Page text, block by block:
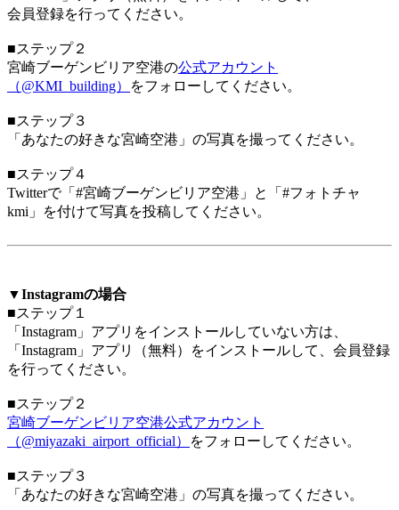
会員登録を行ってください。
■ステップ２
宮崎ブーゲンビリア空港の公式アカウント
（@KMI_building）
をフォローしてください。
■ステップ３
「あなたの好きな宮崎空港」の写真を撮ってください。
■ステップ４
Twitterで「#宮崎ブーゲンビリア空港」と「#フォトチャ
kmi」を付けて写真を投稿してください。
▼Instagramの場合
■ステップ１
「Instagram」アプリをインストールしていない方は、
「Instagram」アプリ（無料）をインストールして、会員登録
を行ってください。
■ステップ２
宮崎ブーゲンビリア空港公式アカウント
（@miyazaki_airport_official）
をフォローしてください。
■ステップ３
「あなたの好きな宮崎空港」の写真を撮ってください。